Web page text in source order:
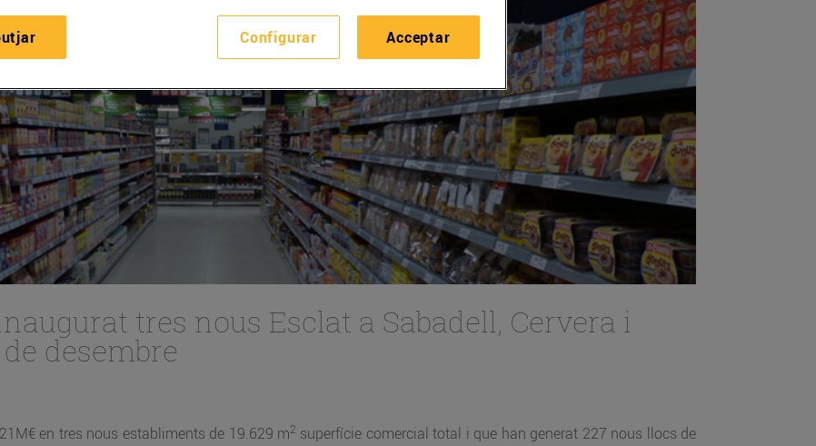
tres nous Esclat a Sabadell, Cervera i
desembre
en tres nous establiments de 19.629 m2 superfície comercial total i que han generat 227 nous llocs de
Configurar Acceptar